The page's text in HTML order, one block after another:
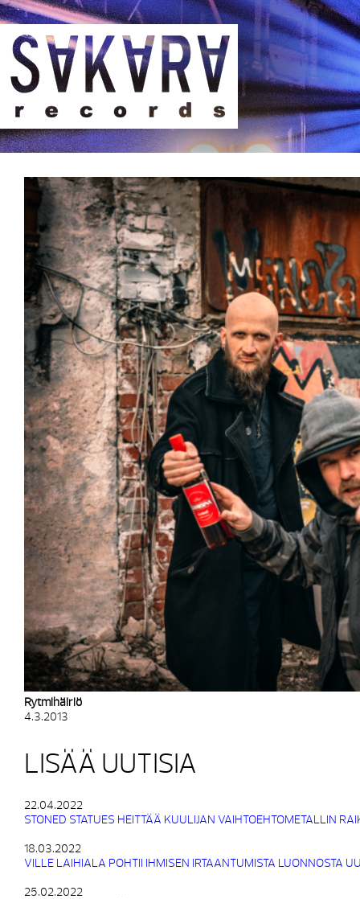
Sakara Records
Rytmihäiriö
4.3.2013
LISÄÄ UUTISIA
22.04.2022
STONED STATUES HEITTÄÄ KUULIJAN VAIHTOEHTOMETALLIN
18.03.2022
VILLE LAIHIALA POHTII IHMISEN IRTAANTUMISTA LUONNOSTA
25.02.2022